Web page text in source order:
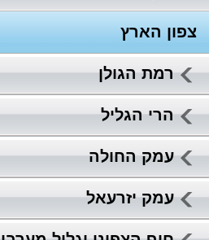
צפון הארץ
רמת הגולן
הרי הגליל
עמק החולה
עמק יזרעאל